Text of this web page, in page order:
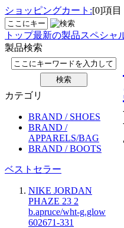
ショッピングカート:[0]項目
トップ最新の製品スペシャ
製品検索
カテゴリ
BRAND / SHOES
BRAND /
APPARELS/BAG
BRAND / BOOTS
ベストセラー
NIKE JORDAN
PHAZE 23 2
b.apruce/wht-g.glow
602671-331